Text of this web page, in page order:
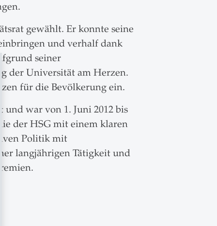
gewählt. Er konnte seine
und verhalf dank
seiner
der Universität am Herzen.
für die Bevölkerung ein.
war von 1. Juni 2012 bis
der HSG mit einem klaren
Politik mit
langjährigen Tätigkeit und